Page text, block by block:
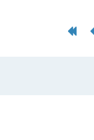
第